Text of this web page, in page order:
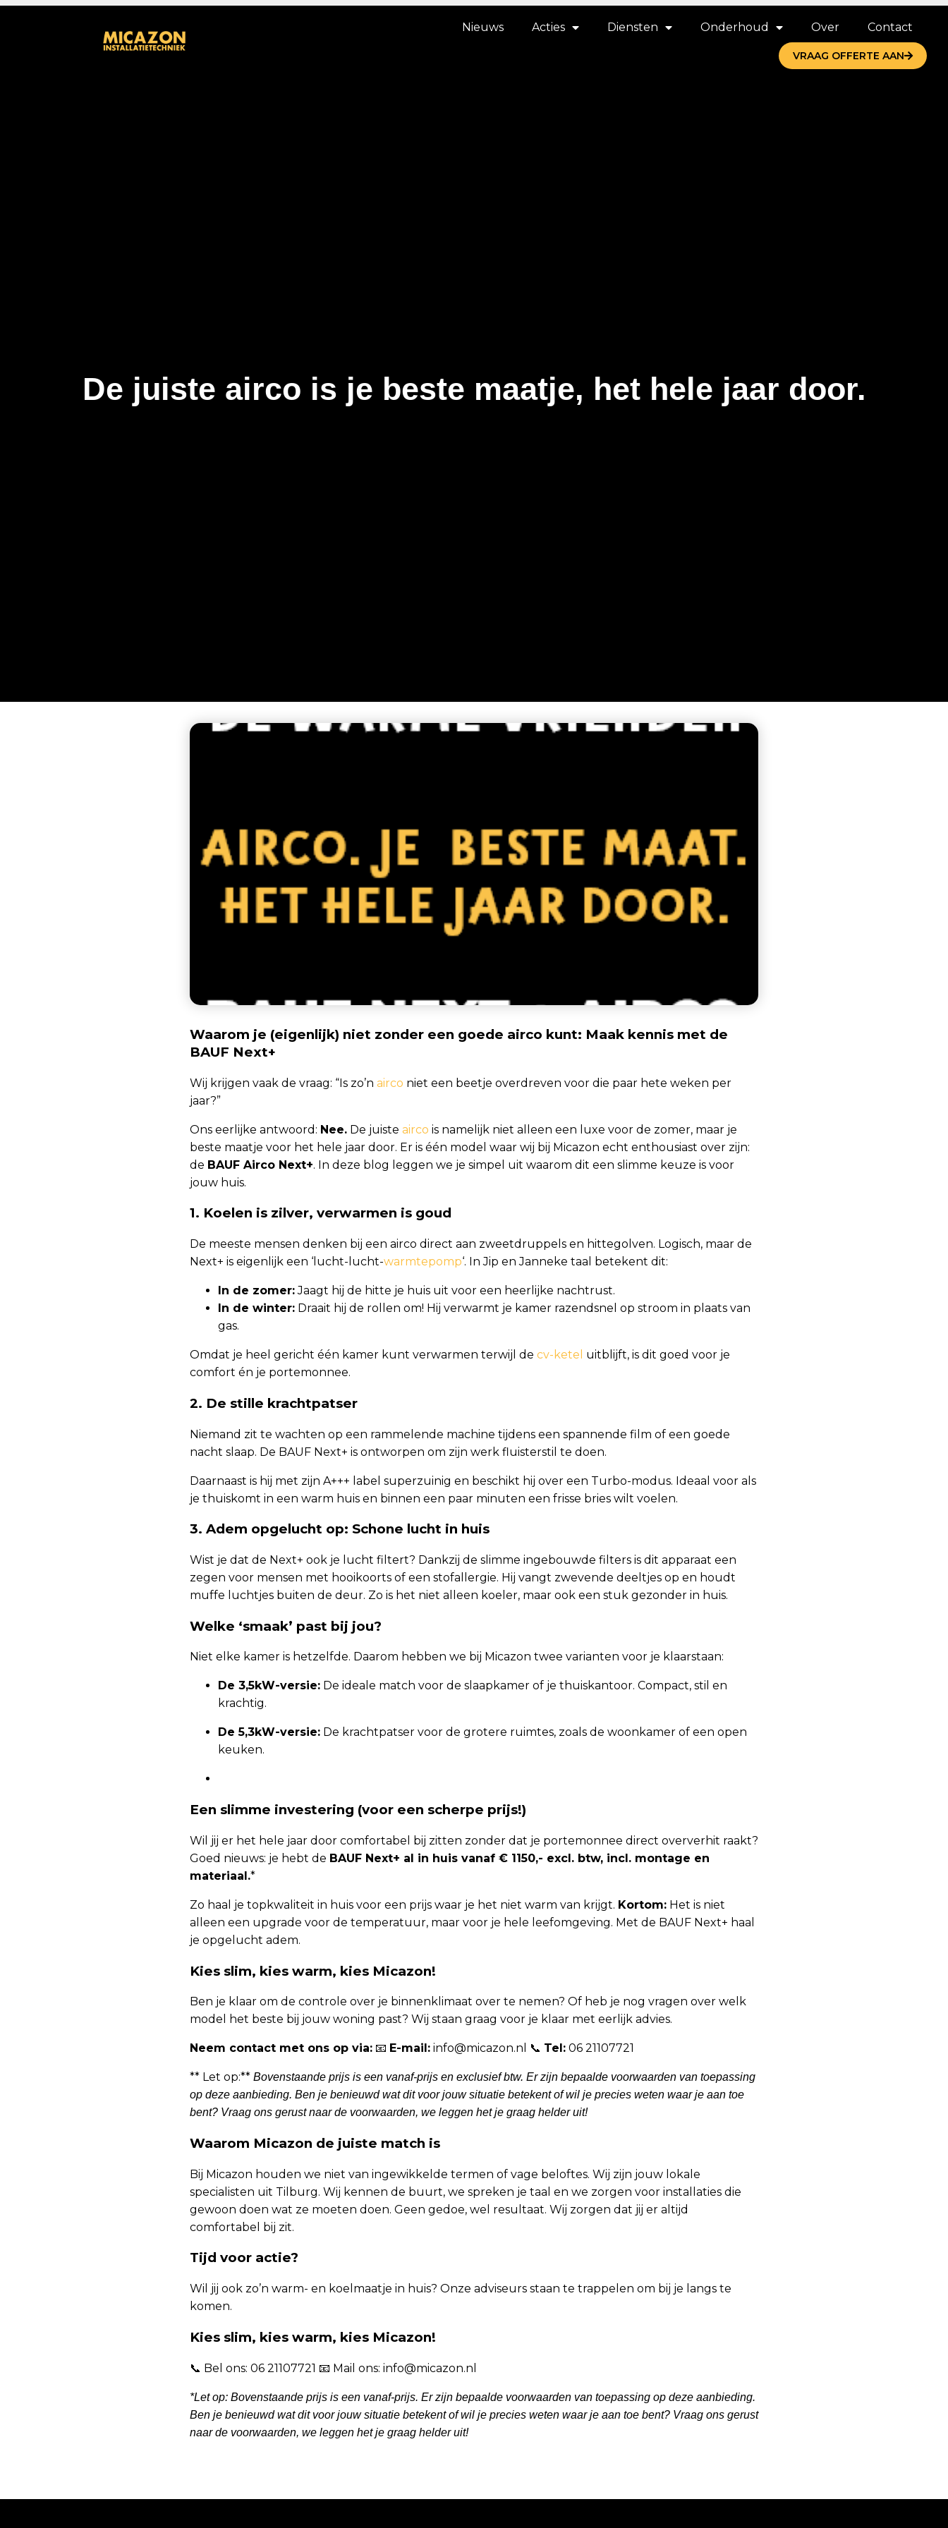
Nieuws Acties Diensten Onderhoud Over Contact
VRAAG OFFERTE AAN
De juiste airco is je beste maatje, het hele jaar door.
Waarom je (eigenlijk) niet zonder een goede airco kunt: Maak kennis met de
BAUF Next+
Wij krijgen vaak de vraag: “Is zo’n airco niet een beetje overdreven voor die paar hete weken per
jaar?”
Ons eerlijke antwoord: Nee.De juiste airco is namelijk niet alleen een luxe voor de zomer, maar je
beste maatje voor het hele jaar door. Er is één model waar wij bij Micazon echt enthousiast over zijn:
de BAUF Airco Next+. In deze blog leggen we je simpel uit waarom dit een slimme keuze is voor
jouw huis.
1. Koelen is zilver, verwarmen is goud
De meeste mensen denken bij een airco direct aan zweetdruppels en hittegolven. Logisch, maar de
Next+ is eigenlijk een ‘lucht-lucht-warmtepomp‘. In Jip en Janneke taal betekent dit:
In de zomer:Jaagt hij de hitte je huis uit voor een heerlijke nachtrust.
In de winter:Draait hij de rollen om! Hij verwarmt je kamer razendsnel op stroom in plaats van
gas.
Omdat je heel gericht één kamer kunt verwarmen terwijl de cv-ketel uitblijft, is dit goed voor je
comfort én je portemonnee.
2. De stille krachtpatser
Niemand zit te wachten op een rammelende machine tijdens een spannende film of een goede
nacht slaap. De BAUF Next+ is ontworpen om zijn werk fluisterstil te doen.
Daarnaast is hij met zijn A+++ label superzuinig en beschikt hij over een Turbo-modus. Ideaal voor als
je thuiskomt in een warm huis en binnen een paar minuten een frisse bries wilt voelen.
3. Adem opgelucht op: Schone lucht in huis
Wist je dat de Next+ ook je lucht filtert? Dankzij de slimme ingebouwde filters is dit apparaat een
zegen voor mensen met hooikoorts of een stofallergie. Hij vangt zwevende deeltjes op en houdt
muffe luchtjes buiten de deur. Zo is het niet alleen koeler, maar ook een stuk gezonder in huis.
Welke ‘smaak’ past bij jou?
Niet elke kamer is hetzelfde. Daarom hebben we bij Micazon twee varianten voor je klaarstaan:
De 3,5kW-versie:De ideale match voor de slaapkamer of je thuiskantoor. Compact, stil en
krachtig.
De 5,3kW-versie:De krachtpatser voor de grotere ruimtes, zoals de woonkamer of een open
keuken.
Een slimme investering (voor een scherpe prijs!)
Wil jij er het hele jaar door comfortabel bij zitten zonder dat je portemonnee direct oververhit raakt?
Goed nieuws: je hebt de BAUF Next+ al in huis vanaf € 1150,- excl. btw, incl. montage en
materiaal.*
Zo haal je topkwaliteit in huis voor een prijs waar je het niet warm van krijgt. Kortom:Het is niet
alleen een upgrade voor de temperatuur, maar voor je hele leefomgeving. Met de BAUF Next+ haal
je opgelucht adem.
Kies slim, kies warm, kies Micazon!
Ben je klaar om de controle over je binnenklimaat over te nemen? Of heb je nog vragen over welk
model het beste bij jouw woning past? Wij staan graag voor je klaar met eerlijk advies.
Neem contact met ons op via:📧 E-mail:info@micazon.nl 📞 Tel:06 21107721
** Let op:** Bovenstaande prijs is een vanaf-prijs en exclusief btw. Er zijn bepaalde voorwaarden van toepassing
op deze aanbieding. Ben je benieuwd wat dit voor jouw situatie betekent of wil je precies weten waar je aan toe
bent? Vraag ons gerust naar de voorwaarden, we leggen het je graag helder uit!
Waarom Micazon de juiste match is
Bij Micazon houden we niet van ingewikkelde termen of vage beloftes. Wij zijn jouw lokale
specialisten uit Tilburg. Wij kennen de buurt, we spreken je taal en we zorgen voor installaties die
gewoon doen wat ze moeten doen. Geen gedoe, wel resultaat. Wij zorgen dat jij er altijd
comfortabel bij zit.
Tijd voor actie?
Wil jij ook zo’n warm- en koelmaatje in huis? Onze adviseurs staan te trappelen om bij je langs te
komen.
Kies slim, kies warm, kies Micazon!
📞 Bel ons: 06 21107721 📧 Mail ons: info@micazon.nl
*Let op: Bovenstaande prijs is een vanaf-prijs. Er zijn bepaalde voorwaarden van toepassing op deze aanbieding.
Ben je benieuwd wat dit voor jouw situatie betekent of wil je precies weten waar je aan toe bent? Vraag ons gerust
naar de voorwaarden, we leggen het je graag helder uit!